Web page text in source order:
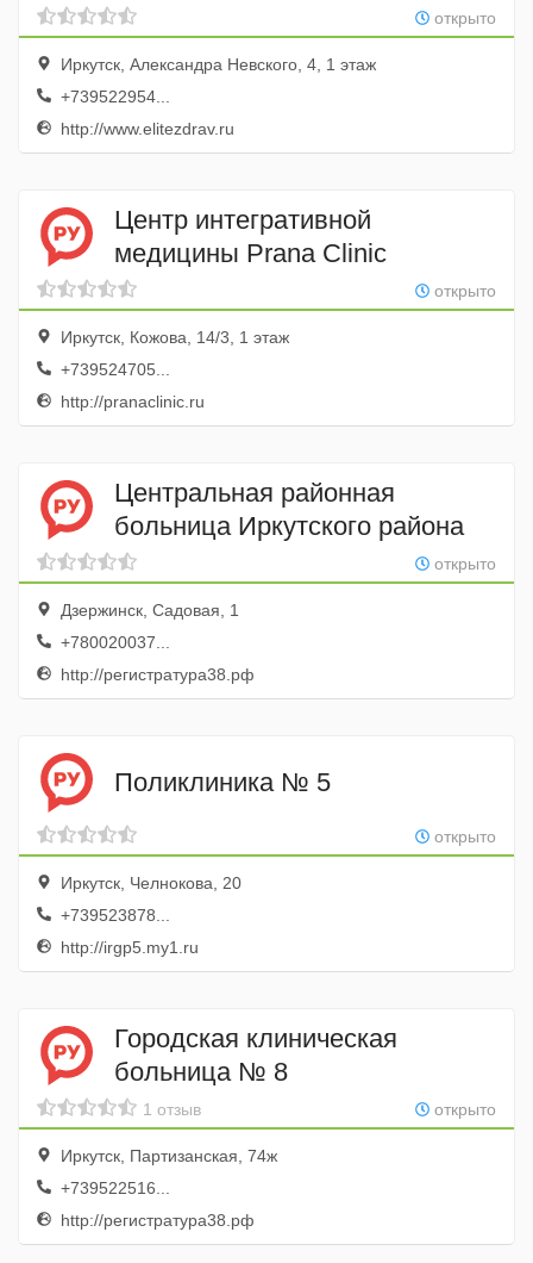
Элитэ открыто
Иркутск, Александра Невского, 4, 1 этаж
+739522954...
http://www.elitezdrav.ru
Центр интегративной
медицины Prana Clinic
открыто
Иркутск, Кожова, 14/3, 1 этаж
+739524705...
http://pranaclinic.ru
Центральная районная
больница Иркутского района
открыто
Дзержинск, Садовая, 1
+780020037...
http://регистратура38.рф
Поликлиника № 5
открыто
Иркутск, Челнокова, 20
+739523878...
http://irgp5.my1.ru
Городская клиническая
больница № 8
открыто
1 отзыв
Иркутск, Партизанская, 74ж
+739522516...
http://регистратура38.рф